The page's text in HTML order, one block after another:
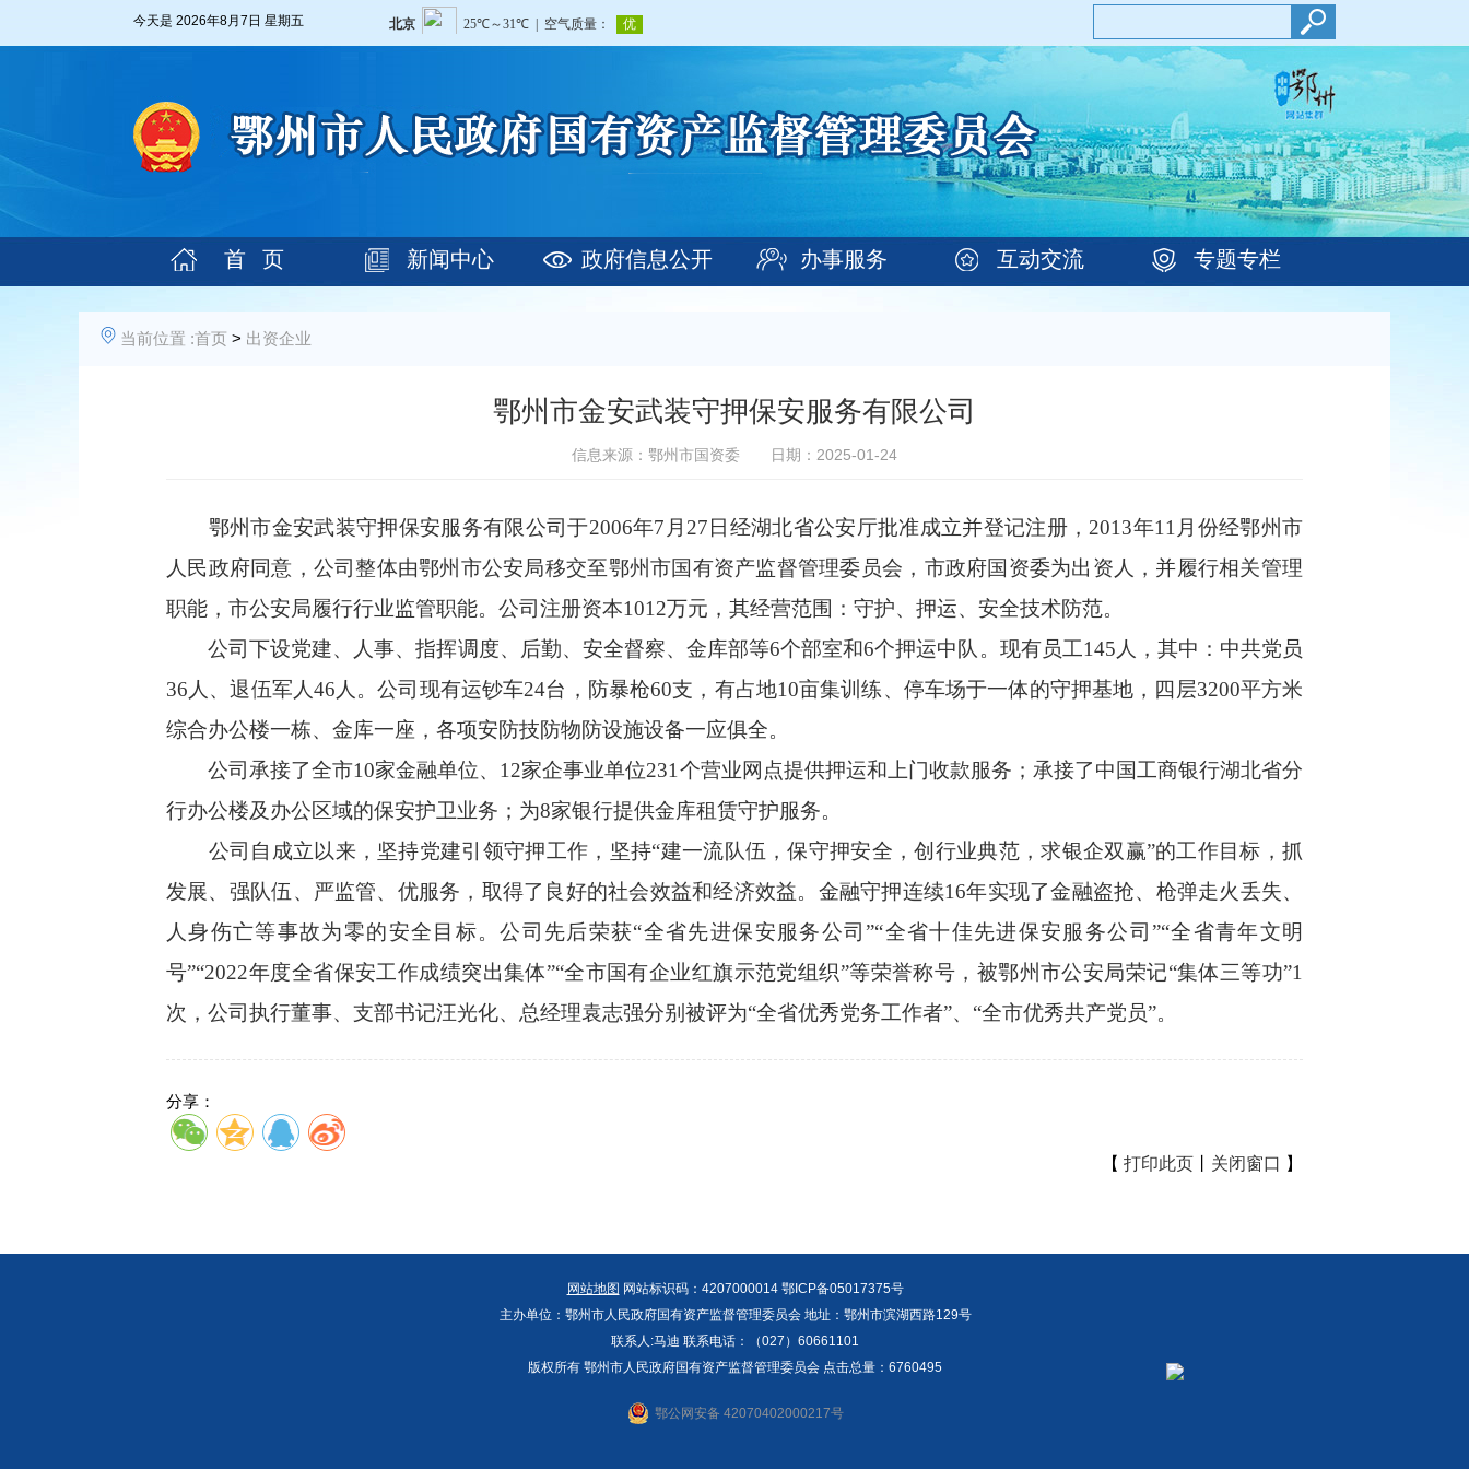
今天是 2026年8月7日 星期五
首 页 新闻中心 政府信息公开 办事服务 互动交流 专题专栏
当前位置 :首页 > 出资企业
鄂州市金安武装守押保安服务有限公司
信息来源：鄂州市国资委 日期：2025-01-24
鄂州市金安武装守押保安服务有限公司于2006年7月27日经湖北省公安厅批准成立并登记注册，2013年11月份经鄂州市
人民政府同意，公司整体由鄂州市公安局移交至鄂州市国有资产监督管理委员会，市政府国资委为出资人，并履行相关管理
职能，市公安局履行行业监管职能。公司注册资本1012万元，其经营范围：守护、押运、安全技术防范。
公司下设党建、人事、指挥调度、后勤、 安全督察、 金库部等6个部室和6个押运中队。 现有员工145 人 ，其中：中共党员
36人、退伍军人46人。公司现有运钞车24台，防暴枪60支，有占地10亩集训练、停车场于一体的守押基地 ，四层3200平方米
综合办公楼一栋、金库一座， 各项安防技防物防设施设备一应俱全。
公司承接了全市10家金融单位、12家企事业单位231 个营业网点提供押运和 上门收款服务； 承接了中国工商银行湖北省分
行办公楼及办公区域的保安护卫业务； 为8家银行提供金库租赁守护服务。
公司自成立以来，坚持党建引领守押工作，坚持“建一流队伍，保守押安全，创行业典范，求银企双赢”的工作目标，抓
发展、 强队伍 、 严监管、 优服务 ， 取得了良好的社会效益和经济效益。 金融守押连续16年实现了金融盗抢、枪弹走火丢失、
人身伤亡等事故为零的安全目标。公司先后荣获“全省先进保安服务公司”“全省十佳先进保安服务公司”“全省青年文明
号”“2022年度全省保安工作成绩突出集体”“全市国有企业红旗示范党组织”等荣誉称号 ， 被鄂州市公安局荣记“集体三等功”1
次， 公司执行董事、支部书记汪光化、总经理袁志强分别被评为“全省优秀党务工作者”、“全市优秀共产党员”。
分享：
【 打印此页 关闭窗口 】
网站地图 网站标识码：4207000014 鄂ICP备05017375号
主办单位：鄂州市人民政府国有资产监督管理委员会 地址：鄂州市滨湖西路129号
联系人:马迪 联系电话：（027）60661101
版权所有 鄂州市人民政府国有资产监督管理委员会 点击总量： 6760495
鄂公网安备 42070402000217号